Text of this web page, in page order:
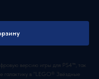
версию игры для PS4™, так
галактику в "LEGO® Звёздные